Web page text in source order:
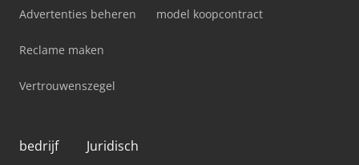
Advertenties beheren
Reclame maken
Vertrouwenszegel
model koopcontract
bedrijf Juridisch